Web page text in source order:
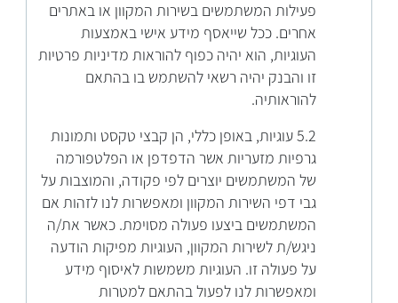
פעילות המשתמשים בשירות המקוון או באתרים
אחרים. ככל שייאסף מידע אישי באמצעות
העוגיות, הוא יהיה כפוף להוראות מדיניות פרטיות
זו והבנק יהיה רשאי להשתמש בו בהתאם
להוראותיה.
5.2 עוגיות, באופן כללי, הן קבצי טקסט ותמונות
גרפיות מזעריות אשר הדפדפן או הפלטפורמה
של המשתמשים יוצרים לפי פקודה, והמוצבות על
גבי דפי השירות המקוון ומאפשרות לנו לזהות אם
המשתמשים ביצעו פעולה מסוימת. כאשר את/ה
ניגש/ת לשירות המקוון, העוגיות מפיקות הודעה
על פעולה זו. העוגיות משמשות לאיסוף מידע
ומאפשרות לנו לפעול בהתאם למטרות